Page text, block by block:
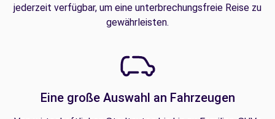
jederzeit verfügbar, um eine unterbrechungsfreie Reise zu
gewährleisten.
Eine große Auswahl an Fahrzeugen